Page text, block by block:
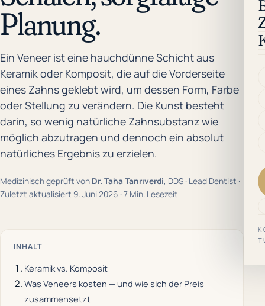
Planung.
Ein Veneer ist eine hauchdünne Schicht aus
Keramik oder Komposit, die auf die Vorderseite
eines Zahns geklebt wird, um dessen Form, Farbe
oder Stellung zu verändern. Die Kunst besteht
darin, so wenig natürliche Zahnsubstanz wie
möglich abzutragen und dennoch ein absolut
natürliches Ergebnis zu erzielen.
Medizinisch geprüft von Dr. Taha Tanrıverdi, DDS · Lead Dentist ·
Zuletzt aktualisiert 9. Juni 2026 · 7 Min. Lesezeit
INHALT
Keramik vs. Komposit
Was Veneers kosten — und wie sich der Preis
zusammensetzt